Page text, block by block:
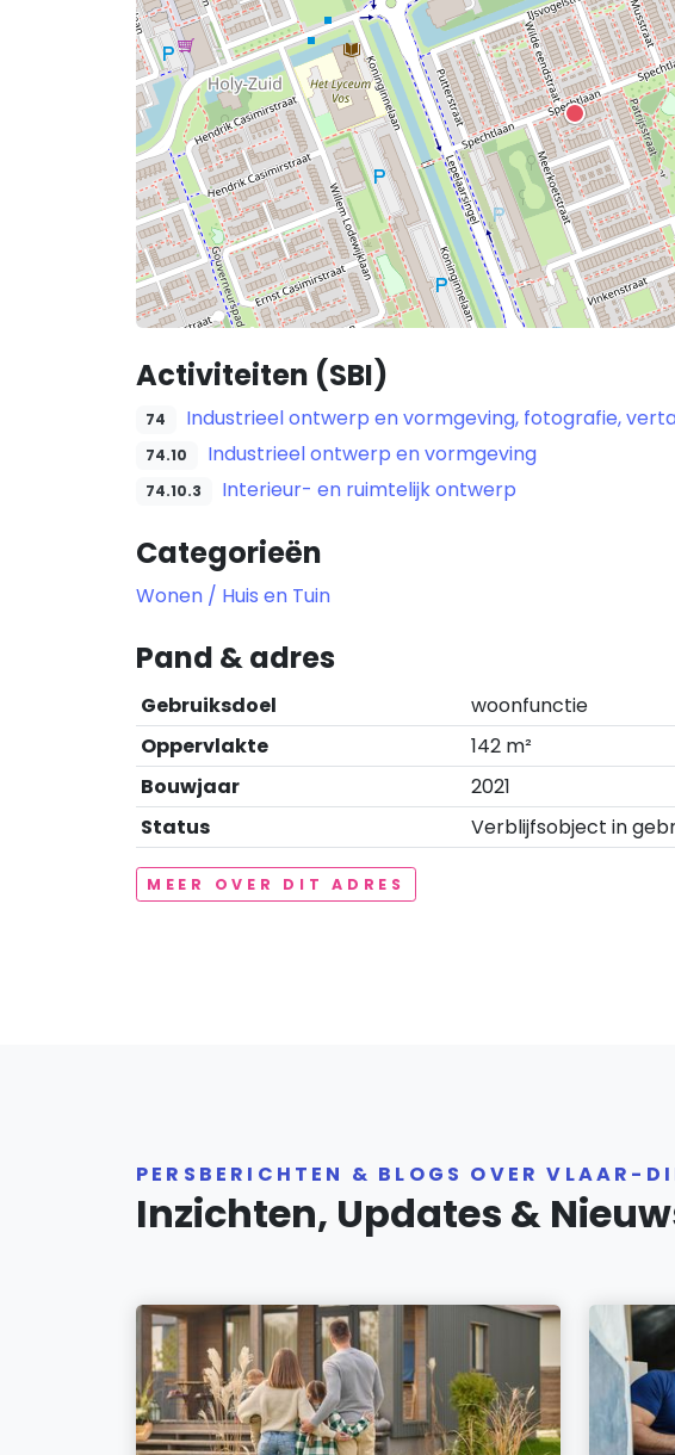
Activiteiten (SBI)
74 Industrieel ontwerp en vormgeving, fotografie,
74.10 Industrieel ontwerp en vormgeving
74.10.3 Interieur- en ruimtelijk ontwerp
Categorieën
Wonen / Huis en Tuin
Pand & adres
Gebruiksdoel
woonfunctie
Oppervlakte
142 m²
Bouwjaar
2021
Status
Verblijfsobject in
MEER OVER DIT ADRES
PERSBERICHTEN & BLOGS OVER VLAAR-
Inzichten, Updates &